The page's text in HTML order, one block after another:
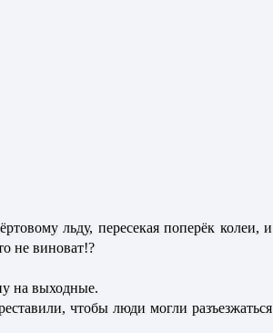
льду, пересекая поперёк колеи, и
не виноват!?
на выходные.
чтобы люди могли разъезжаться